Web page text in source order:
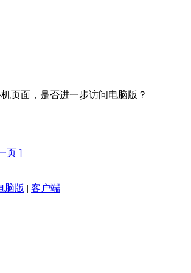
页面，是否进一步访问电脑版？
页 ]
脑版 | 客户端